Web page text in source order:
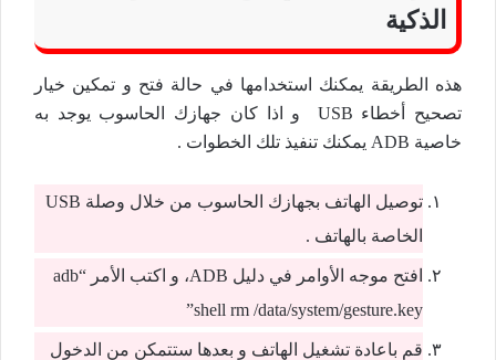
الذكية
هذه الطريقة يمكنك استخدامها في حالة فتح و تمكين خيار
تصحيح أخطاء USB و اذا كان جهازك الحاسوب يوجد به
خاصية ADB يمكنك تنفيذ تلك الخطوات .
توصيل الهاتف بجهازك الحاسوب من خلال وصلة USB
الخاصة بالهاتف .
افتح موجه الأوامر في دليل ADB، و اكتب الأمر “adb
shell rm /data/system/gesture.key”
قم باعادة تشغيل الهاتف و بعدها ستتمكن من الدخول